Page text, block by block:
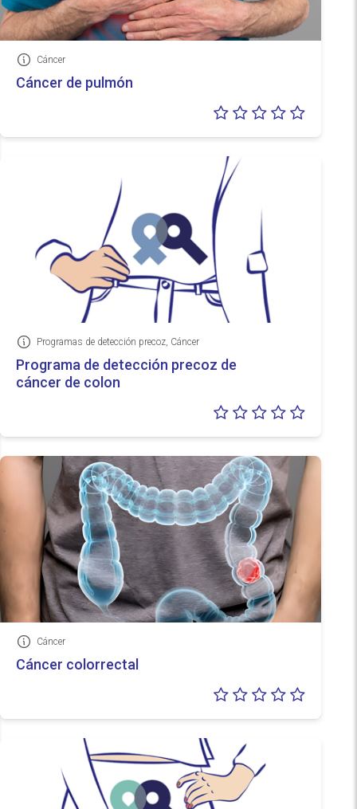
Información
Cáncer
Cáncer de pulmón
Información
Programas de detección precoz, Cáncer
Programa de detección precoz de
cáncer de colon
Información
Cáncer
Cáncer colorrectal